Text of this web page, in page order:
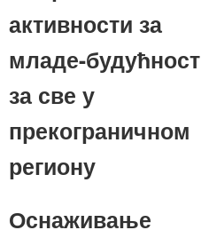
активности за
младе-будућност
за све у
прекограничном
региону
Оснаживање